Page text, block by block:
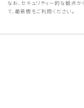
なお、セキュリティー的な観点
て、最新版をご利用ください。